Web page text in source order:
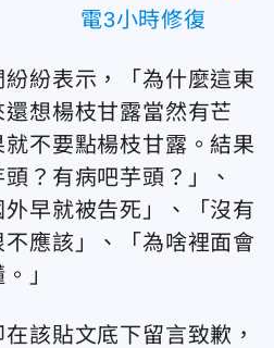
電3小時修復
紛表示，「為什麼這東
想楊枝甘露當然有芒
不要點楊枝甘露。結果
？有病吧芋頭？」、
外早就被告死」、「沒有
應該」、「為啥裡面會
」
該貼文底下留言致歉，